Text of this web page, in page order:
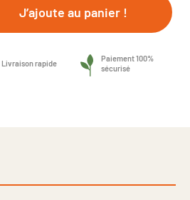
J’ajoute au panier !
Livraison rapide
Paiement 100%
sécurisé